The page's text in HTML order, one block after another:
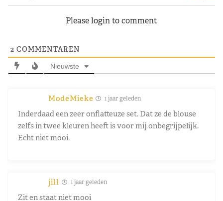
Please login to comment
2 COMMENTAREN
Nieuwste
ModeMieke 1 jaar geleden
Inderdaad een zeer onflatteuze set. Dat ze de blouse
zelfs in twee kleuren heeft is voor mij onbegrijpelijk.
Echt niet mooi.
jill 1 jaar geleden
Zit en staat niet mooi